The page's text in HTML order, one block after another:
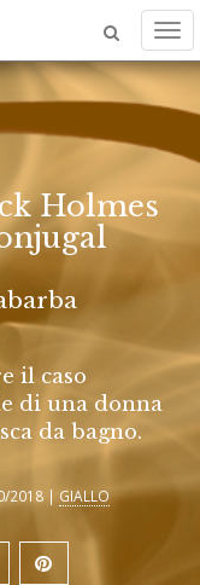
Holmes
il caso
di una donna
da bagno.
2018 | GIALLO